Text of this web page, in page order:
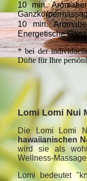
10 min.
10 min.
Energetische
*bei der
Düfte für Ihre
Lomi Lomi Nui
Die Lomi Lomi
hawaiianischen
wird sie als
Wellness-
Lomi bedeutet